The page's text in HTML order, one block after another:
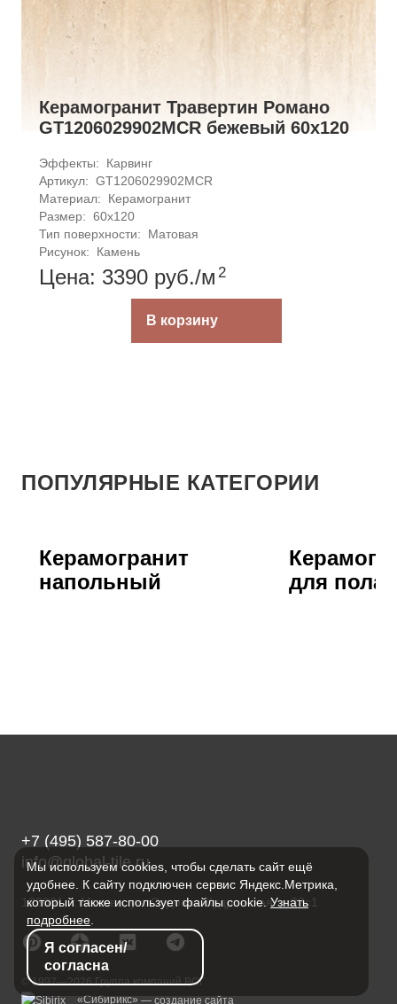
Керамогранит Травертин Романо
GT1206029902MCR бежевый 60x120
Эффекты:
Карвинг
Артикул: GT1206029902MCR
Материал:
Керамогранит
Размер: 60x120
Тип поверхности:
Матовая
Рисунок:
Камень
Цена: 3390 руб./м 2
В корзину
ПОПУЛЯРНЫЕ КАТЕГОРИИ
Керамогранит
напольный
для пола
+7 (495) 587-80-00
info@global-tile.ru
123001, г. Москва, ул. Садовая-Кудринская, д.32с1
© 1997—2026 Группа компаний ВОГ
«Сибирикс»— создание сайта
Мы используем cookies, чтобы сделать сайт ещё
удобнее. К сайту подключен сервис Яндекс.Метрика,
который также использует файлы cookie.Узнать
подробнее.
Я согласен/
согласна